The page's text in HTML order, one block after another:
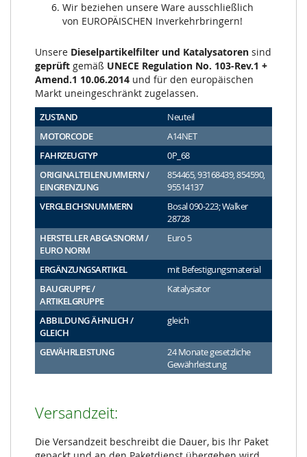
Wir beziehen unsere Ware ausschließlich
von EUROPÄISCHEN Inverkehrbringern!
Unsere Dieselpartikelfilter und Katalysatoren sind
geprüft gemäß UNECE Regulation No. 103-Rev.1 +
Amend.1 10.06.2014 und für den europäischen
Markt uneingeschränkt zugelassen.
ZUSTAND
Neuteil
MOTORCODE
A14NET
FAHRZEUGTYP
0P_68
ORIGINALTEILENUMMERN /
EINGRENZUNG
854465, 93168439, 854590,
95514137
VERGLEICHSNUMMERN
Bosal 090-223; Walker
28728
HERSTELLER ABGASNORM /
EURO NORM
Euro 5
ERGÄNZUNGSARTIKEL
mit Befestigungsmaterial
BAUGRUPPE /
ARTIKELGRUPPE
Katalysator
ABBILDUNG ÄHNLICH /
GLEICH
gleich
GEWÄHRLEISTUNG
24 Monate gesetzliche
Gewährleistung
Versandzeit:
Die Versandzeit beschreibt die Dauer, bis Ihr Paket